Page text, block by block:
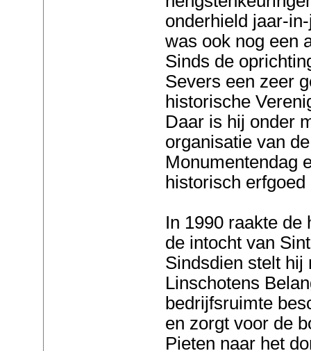
onderhield jaar-
was ook nog een
Sinds de
Severs een zeer
historische
Daar is hij onder
organisatie van
Monumentendag
historisch
In 1990 raakte de
de intocht van
Sindsdien stelt hij
Linschotens
bedrijfsruimte
en zorgt voor de
Pieten naar het